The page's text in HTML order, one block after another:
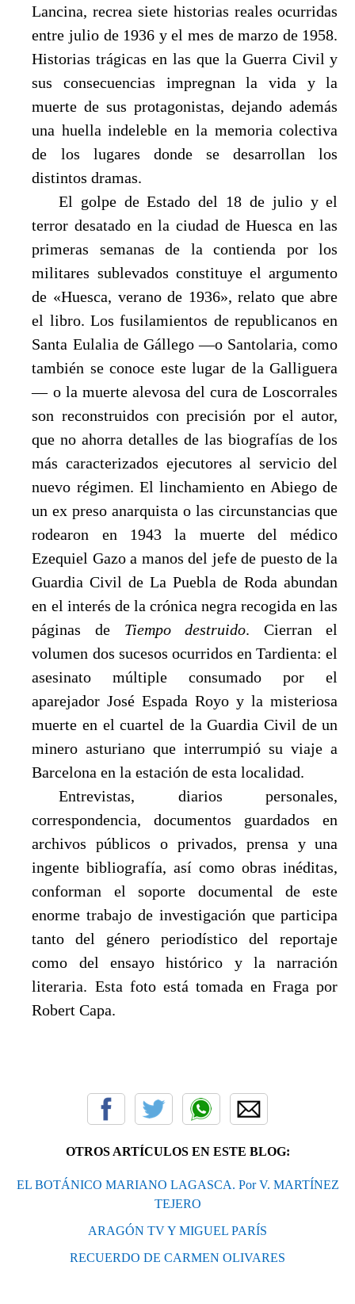
Lancina, recrea siete historias reales ocurridas
entre julio de 1936 y el mes de marzo de 1958.
Historias trágicas en las que la Guerra Civil y
sus consecuencias impregnan la vida y la
muerte de sus protagonistas, dejando además
una huella indeleble en la memoria colectiva
de los lugares donde se desarrollan los
distintos dramas.
El golpe de Estado del 18 de julio y el
terror desatado en la ciudad de Huesca en las
primeras semanas de la contienda por los
militares sublevados constituye el argumento
de «Huesca, verano de 1936», relato que abre
el libro. Los fusilamientos de republicanos en
Santa Eulalia de Gállego —o Santolaria, como
también se conoce este lugar de la Galliguera
— o la muerte alevosa del cura de Loscorrales
son reconstruidos con precisión por el autor,
que no ahorra detalles de las biografías de los
más caracterizados ejecutores al servicio del
nuevo régimen. El linchamiento en Abiego de
un ex preso anarquista o las circunstancias que
rodearon en 1943 la muerte del médico
Ezequiel Gazo a manos del jefe de puesto de la
Guardia Civil de La Puebla de Roda abundan
en el interés de la crónica negra recogida en las
páginas de Tiempo destruido. Cierran el
volumen dos sucesos ocurridos en Tardienta: el
asesinato múltiple consumado por el
aparejador José Espada Royo y la misteriosa
muerte en el cuartel de la Guardia Civil de un
minero asturiano que interrumpió su viaje a
Barcelona en la estación de esta localidad.
Entrevistas, diarios personales,
correspondencia, documentos guardados en
archivos públicos o privados, prensa y una
ingente bibliografía, así como obras inéditas,
conforman el soporte documental de este
enorme trabajo de investigación que participa
tanto del género periodístico del reportaje
como del ensayo histórico y la narración
literaria. Esta foto está tomada en Fraga por
Robert Capa.
OTROS ARTÍCULOS EN ESTE BLOG:
EL BOTÁNICO MARIANO LAGASCA. Por V. MARTÍNEZ
TEJERO
ARAGÓN TV Y MIGUEL PARÍS
RECUERDO DE CARMEN OLIVARES